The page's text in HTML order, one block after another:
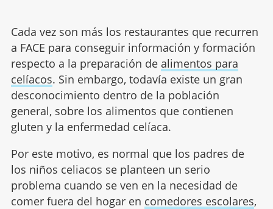
Cada vez son más los restaurantes que recurren
a FACE para conseguir información y formación
respecto a la preparación de alimentos para
celíacos. Sin embargo, todavía existe un gran
desconocimiento dentro de la población
general, sobre los alimentos que contienen
gluten y la enfermedad celíaca.
Por este motivo, es normal que los padres de
los niños celiacos se planteen un serio
problema cuando se ven en la necesidad de
comer fuera del hogar en comedores escolares,